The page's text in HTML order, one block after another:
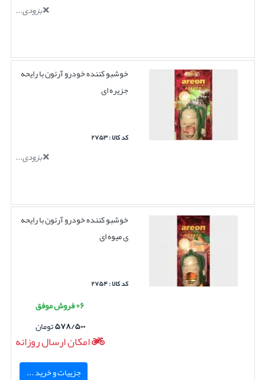
بزودی...
خوشبو کننده خودرو آرئون با رایحه
جزیره ای
کد کالا : ۲۷۵۳
بزودی...
خوشبو کننده خودرو آرئون با رایحه
ی میوه ای
کد کالا : ۲۷۵۴
۶+ فروش موفق
۵۷۸/۵۰۰تومان
امکان ارسال روزانه
جزییات و خرید ...